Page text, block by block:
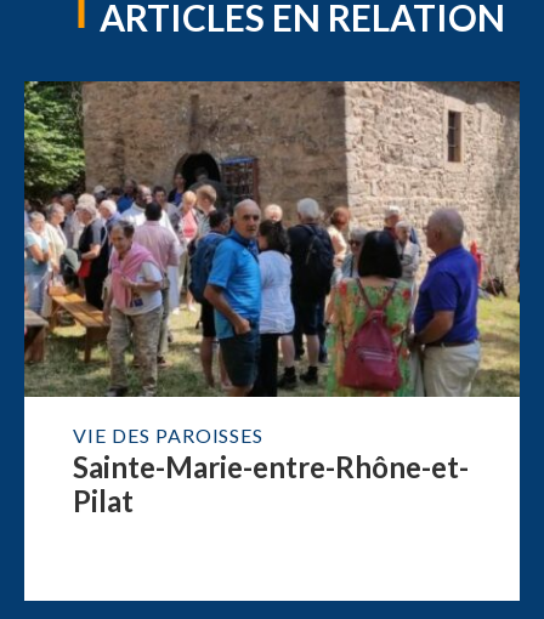
ARTICLES EN RELATION
VIE DES PAROISSES
Sainte-Marie-entre-Rhône-et-
Pilat